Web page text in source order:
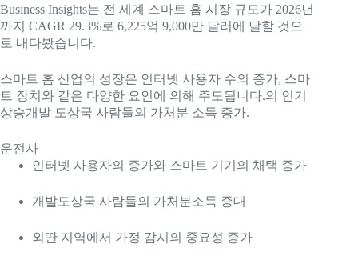
Business Insights는 전 세계 스마트 홈 시장 규모가 2026년
까지 CAGR 29.3%로 6,225억 9,000만 달러에 달할 것으
로 내다봤습니다.
스마트 홈 산업의 성장은 인터넷 사용자 수의 증가, 스마
트 장치와 같은 다양한 요인에 의해 주도됩니다.의 인기
상승개발 도상국 사람들의 가처분 소득 증가.
운전사
인터넷 사용자의 증가와 스마트 기기의 채택 증가
개발도상국 사람들의 가처분소득 증대
외딴 지역에서 가정 감시의 중요성 증가